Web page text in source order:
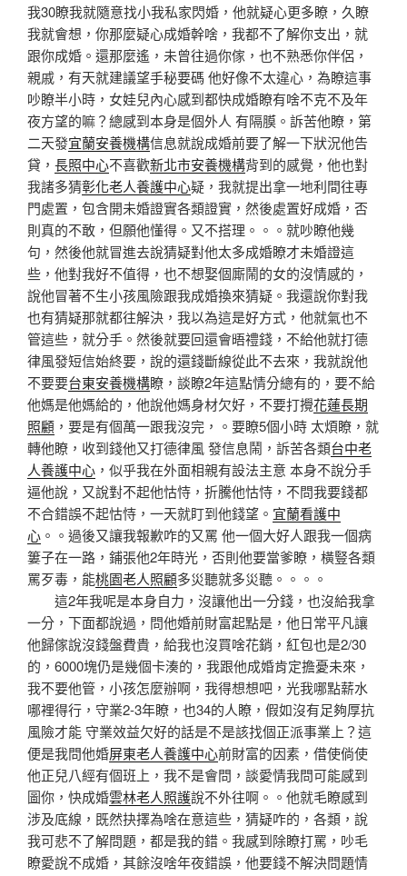
我30瞭我就隨意找小我私家閃婚，他就疑心更多瞭，久瞭
我就會想，你那麼疑心成婚幹啥，我都不了解你支出，就
跟你成婚。還那麼遙，未曾往過你傢，也不熟悉你伴侶，
親戚，有天就建議望手秘要碼 他好像不太違心，為瞭這事
吵瞭半小時，女娃兒內心感到都快成婚瞭有啥不克不及年
夜方望的嘛？總感到本身是個外人 有隔膜。訴苦他瞭，第
二天發宜蘭安養機構信息就說成婚前要了解一下狀況他告
貸， 長照中心不喜歡新北市安養機構背到的感覺，他也對
我諸多猜彰化老人養護中心疑，我就提出拿一地利間往專
門處置，包含開未婚證實各類證實，然後處置好成婚，否
則真的不敢，但願他懂得。又不搭理。。。就吵瞭他幾
句，然後他就冒進去說猜疑對他太多成婚瞭才未婚證這
些，他對我好不值得，也不想娶個廝鬧的女的沒情感的，
說他冒著不生小孩風險跟我成婚換來猜疑。我還說你對我
也有猜疑那就都往解決，我以為這是好方式，他就氣也不
管這些，就分手。然後就要回還會晤禮錢，不給他就打德
律風發短信始終要，說的還錢斷線從此不去來，我就說他
不要要台東安養機構瞭，談瞭2年這點情分總有的，要不給
他媽是他媽給的，他說他媽身材欠好，不要打攪花蓮長期
照顧 ，要是有個萬一跟我沒完，。要瞭5個小時 太煩瞭，就
轉他瞭，收到錢他又打德律風 發信息鬧，訴苦各類台中老
人養護中心 ，似乎我在外面相親有設法主意 本身不說分手
逼他說，又說對不起他怙恃，折騰他怙恃，不問我要錢都
不合錯誤不起怙恃，一天就盯到他錢望。 宜蘭看護中
心 。。過後又讓我報歉咋的又罵 他一個大好人跟我一個病
簍子在一路，鋪張他2年時光，否則他要當爹瞭，橫豎各類
罵歹毒，能桃園老人照顧多災聽就多災聽。。。。
這2年我呢是本身自力，沒讓他出一分錢，也沒給我拿
一分，下面都說過，問他婚前財富起點是，他日常平凡讓
他歸傢說沒錢盤費貴，給我也沒買啥花銷，紅包也是2/30
的，6000塊仍是幾個卡湊的，我跟他成婚肯定擔憂未來，
我不要他管，小孩怎麼辦啊，我得想想吧，光我哪點薪水
哪裡得行，守業2-3年瞭，也34的人瞭，假如沒有足夠厚抗
風險才能 守業效益欠好的話是不是該找個正派事業上？這
便是我問他婚屏東老人養護中心前財富的因素，借使倘使
他正兒八經有個班上，我不是會問，談愛情我問可能感到
圖你，快成婚雲林老人照護說不外往啊。。他就毛瞭感到
涉及底線，既然抉擇為啥在意這些，猜疑咋的，各類，說
我可悲不了解問題，都是我的錯。我感到除瞭打罵，吵毛
瞭愛說不成婚，其餘沒啥年夜錯誤，他要錢不解決問題情